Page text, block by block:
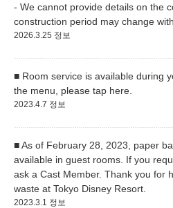
- We cannot provide details on the
construction period may change
2026.3.25 정보
■ Room service is available during
the menu, please tap here.
2023.4.7 정보
■ As of February 28, 2023, paper
available in guest rooms. If you
ask a Cast Member. Thank you for
waste at Tokyo Disney Resort.
2023.3.1 정보